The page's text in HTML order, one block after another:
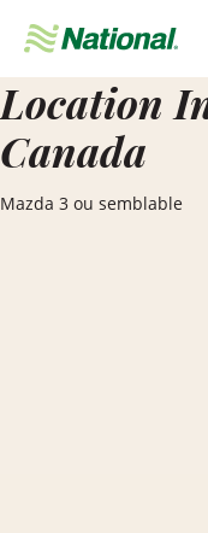
navigation
Location
Canada
Mazda 3 ou semblable